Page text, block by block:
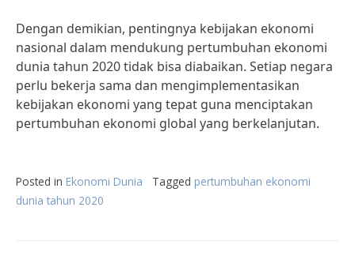
Dengan demikian, pentingnya kebijakan ekonomi
nasional dalam mendukung pertumbuhan ekonomi
dunia tahun 2020 tidak bisa diabaikan. Setiap negara
perlu bekerja sama dan mengimplementasikan
kebijakan ekonomi yang tepat guna menciptakan
pertumbuhan ekonomi global yang berkelanjutan.
Posted in Ekonomi Dunia Tagged pertumbuhan ekonomi
dunia tahun 2020